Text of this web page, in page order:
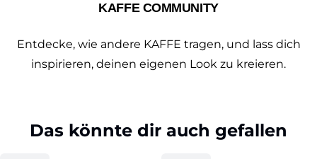
KAFFE COMMUNITY
Entdecke, wie andere KAFFE tragen, und lass dich
inspirieren, deinen eigenen Look zu kreieren.
Das könnte dir auch gefallen